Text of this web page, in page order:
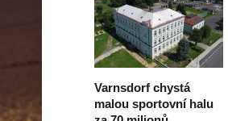
Varnsdorf chystá
malou sportovní halu